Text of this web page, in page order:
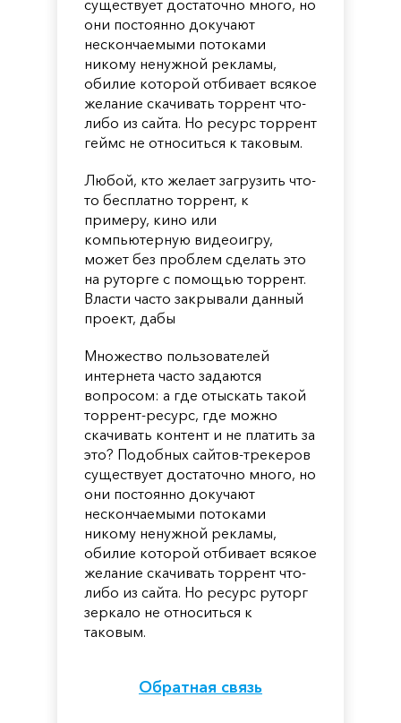
существует достаточно много, но
они постоянно докучают
нескончаемыми потоками
никому ненужной рекламы,
обилие которой отбивает всякое
желание скачивать торрент что-
либо из сайта. Но ресурс торрент
геймс не относиться к таковым.
Любой, кто желает загрузить что-
то бесплатно торрент, к
примеру, кино или
компьютерную видеоигру,
может без проблем сделать это
на руторге с помощью торрент.
Власти часто закрывали данный
проект, дабы
Множество пользователей
интернета часто задаются
вопросом: а где отыскать такой
торрент-ресурс, где можно
скачивать контент и не платить за
это? Подобных сайтов-трекеров
существует достаточно много, но
они постоянно докучают
нескончаемыми потоками
никому ненужной рекламы,
обилие которой отбивает всякое
желание скачивать торрент что-
либо из сайта. Но ресурс руторг
зеркало не относиться к
таковым.
Обратная связь